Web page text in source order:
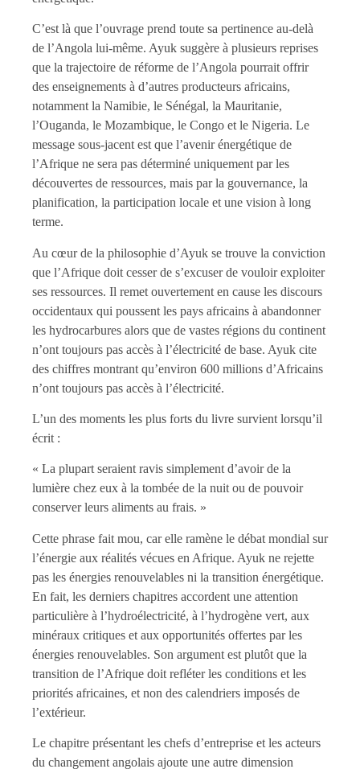
C’est là que l’ouvrage prend toute sa pertinence au-delà
de l’Angola lui-même. Ayuk suggère à plusieurs reprises
que la trajectoire de réforme de l’Angola pourrait offrir
des enseignements à d’autres producteurs africains,
notamment la Namibie, le Sénégal, la Mauritanie,
l’Ouganda, le Mozambique, le Congo et le Nigeria. Le
message sous-jacent est que l’avenir énergétique de
l’Afrique ne sera pas déterminé uniquement par les
découvertes de ressources, mais par la gouvernance, la
planification, la participation locale et une vision à long
terme.
Au cœur de la philosophie d’Ayuk se trouve la conviction
que l’Afrique doit cesser de s’excuser de vouloir exploiter
ses ressources. Il remet ouvertement en cause les discours
occidentaux qui poussent les pays africains à abandonner
les hydrocarbures alors que de vastes régions du continent
n’ont toujours pas accès à l’électricité de base. Ayuk cite
des chiffres montrant qu’environ 600 millions d’Africains
n’ont toujours pas accès à l’électricité.
L’un des moments les plus forts du livre survient lorsqu’il
écrit :
« La plupart seraient ravis simplement d’avoir de la
lumière chez eux à la tombée de la nuit ou de pouvoir
conserver leurs aliments au frais. »
Cette phrase fait mou, car elle ramène le débat mondial sur
l’énergie aux réalités vécues en Afrique. Ayuk ne rejette
pas les énergies renouvelables ni la transition énergétique.
En fait, les derniers chapitres accordent une attention
particulière à l’hydroélectricité, à l’hydrogène vert, aux
minéraux critiques et aux opportunités offertes par les
énergies renouvelables. Son argument est plutôt que la
transition de l’Afrique doit refléter les conditions et les
priorités africaines, et non des calendriers imposés de
l’extérieur.
Le chapitre présentant les chefs d’entreprise et les acteurs
du changement angolais ajoute une autre dimension